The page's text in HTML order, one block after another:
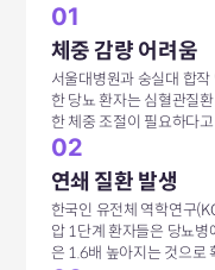
01
체중 감량 어려움
서울대병원과 숭실대 합
한 당뇨 환자는 심혈관질
한 체중 조절이 필요하다
02
연쇄 질환 발생
한국인 유전체 역학연구
압 1단계 환자들은 당뇨
은 1.6배 높아지는 것으로